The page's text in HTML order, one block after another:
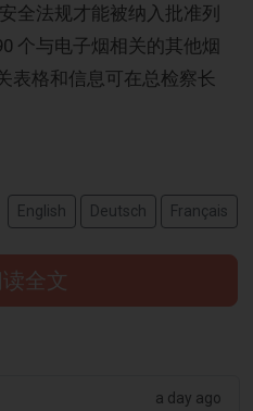
全法规才能被纳入批准列
个与电子烟相关的其他烟
表格和信息可在总检察长
English Deutsch Français
全文
a day ago